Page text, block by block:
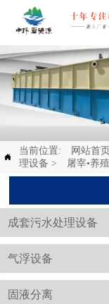

当前位置: 网站首
理设备 > 屠宰•养
成套污水处理设备
气浮设备
固液分离